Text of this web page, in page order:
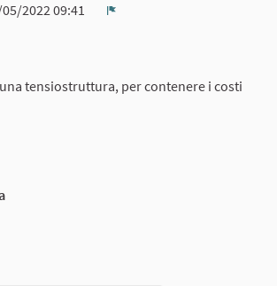
2022 09:41
tensiostruttura, per contenere i costi